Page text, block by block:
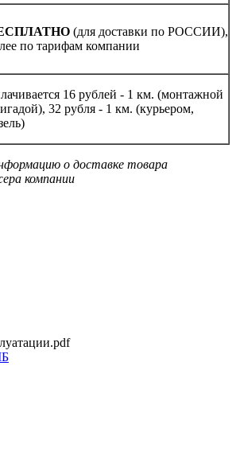
(для доставки по РОССИИ),
по тарифам компании
16 рублей - 1 км. (монтажной
32 рубля - 1 км. (курьером,
о доставке товара
компании